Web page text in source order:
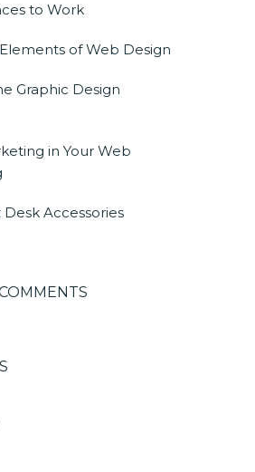
to Work
of Web Design
Graphic Design
in Your Web
Accessories